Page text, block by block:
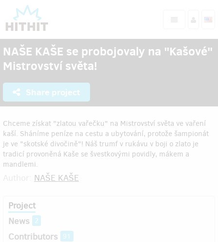
NAŠE KAŠE se probojovaly na "Kašové"
Mistrovství světa!
Share project
Chceme získat "zlatou vařečku" na Mistrovství světa ve vaření
kaší. Sháníme peníze na cestu a ubytování, protože šampionát
je ve "skotské divočině"! Náš trumf v rukávu v boji o zlato je
tradicí provoněná Kaše se švestkovými povidly, mákem a
mandlemi.
NAŠE KAŠE
Project
News
2
Contributors 91